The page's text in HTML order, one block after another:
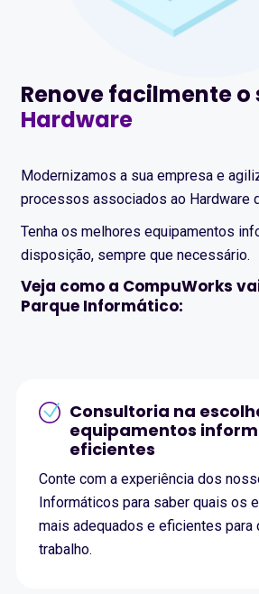
Renove facilmente o
Hardware
Modernizamos a sua empresa e
processos associados ao Hardware
Tenha os melhores equipamentos
disposição, sempre que necessário.
Veja como a CompuWorks
Parque Informático:
Consultoria na
equipamentos
eficientes
Conte com a experiência dos
Informáticos para saber quais os
mais adequados e eficientes para
trabalho.